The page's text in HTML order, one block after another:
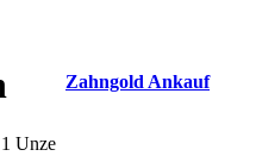
Unze
Zahngold Ankauf